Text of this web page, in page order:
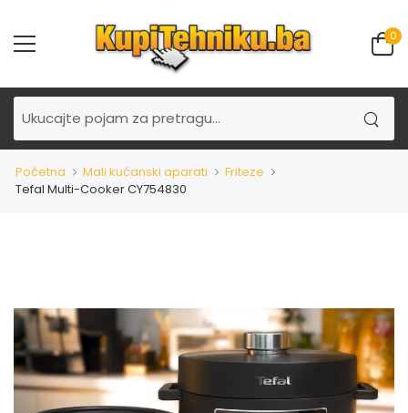
0
Početna Mali kućanski aparati
Friteze
Tefal Multi-Cooker CY754830